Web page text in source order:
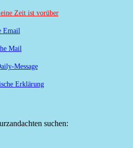
Zeit ist vorüber
Email
Mail
Message
Erklärung
suchen: